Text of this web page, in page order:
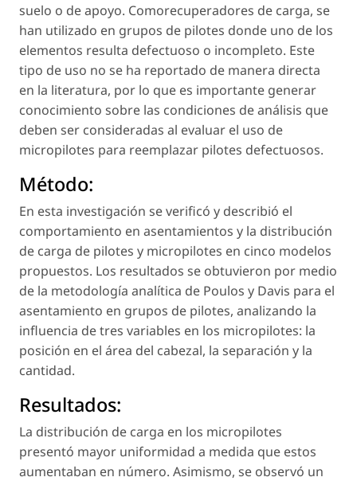
suelo o de apoyo. Comorecuperadores de carga, se
han utilizado en grupos de pilotes donde uno de los
elementos resulta defectuoso o incompleto. Este
tipo de uso no se ha reportado de manera directa
en la literatura, por lo que es importante generar
conocimiento sobre las condiciones de análisis que
deben ser consideradas al evaluar el uso de
micropilotes para reemplazar pilotes defectuosos.
Método:
En esta investigación se verificó y describió el
comportamiento en asentamientos y la distribución
de carga de pilotes y micropilotes en cinco modelos
propuestos. Los resultados se obtuvieron por medio
de la metodología analítica de Poulos y Davis para el
asentamiento en grupos de pilotes, analizando la
influencia de tres variables en los micropilotes: la
posición en el área del cabezal, la separación y la
cantidad.
Resultados:
La distribución de carga en los micropilotes
presentó mayor uniformidad a medida que estos
aumentaban en número. Asimismo, se observó un